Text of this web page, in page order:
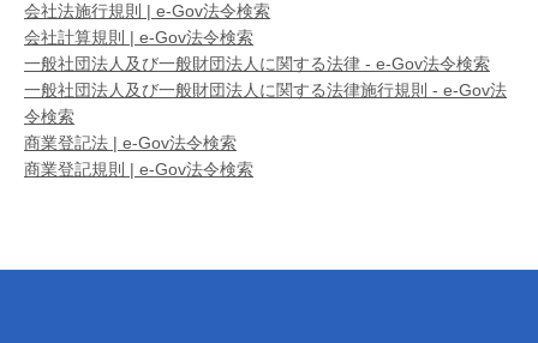
会社法施行規則 | e-Gov法令検索
会社計算規則 | e-Gov法令検索
一般社団法人及び一般財団法人に関する法律 - e-Gov法令検索
一般社団法人及び一般財団法人に関する法律施行規則 - e-Gov法
令検索
商業登記法 | e-Gov法令検索
商業登記規則 | e-Gov法令検索